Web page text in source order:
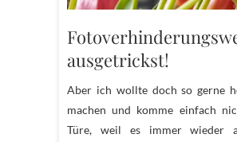
ausgetrickst!
Aber ich wollte doch so gerne
machen und komme einfach
Türe, weil es immer wieder